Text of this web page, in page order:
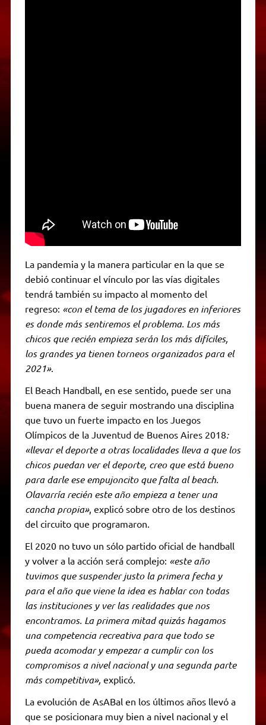
La pandemia y la manera particular en la que se
debió continuar el vínculo por las vías digitales
tendrá también su impacto al momento del
regreso: «con el tema de los jugadores en inferiores
es donde más sentiremos el problema. Los más
chicos que recién empieza serán los más difíciles,
los grandes ya tienen torneos organizados para el
2021».
El Beach Handball, en ese sentido, puede ser una
buena manera de seguir mostrando una disciplina
que tuvo un fuerte impacto en los Juegos
Olímpicos de la Juventud de Buenos Aires 2018:
«llevar el deporte a otras localidades lleva a que los
chicos puedan ver el deporte, creo que está bueno
para darle ese empujoncito que falta al beach.
Olavarría recién este año empieza a tener una
cancha propia», explicó sobre otro de los destinos
del circuito que programaron.
El 2020 no tuvo un sólo partido oficial de handball
y volver a la acción será complejo: «este año
tuvimos que suspender justo la primera fecha y
para el año que viene la idea es hablar con todas
las instituciones y ver las realidades que nos
encontramos. La primera mitad quizás hagamos
una competencia recreativa para que todo se
pueda acomodar y empezar a cumplir con los
compromisos a nivel nacional y una segunda parte
más competitiva», explicó.
La evolución de AsABal en los últimos años llevó a
que se posicionara muy bien a nivel nacional y el